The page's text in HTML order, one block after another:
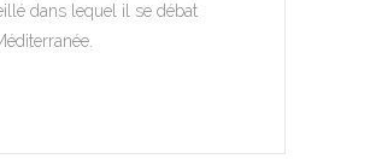
dans lequel il se débat